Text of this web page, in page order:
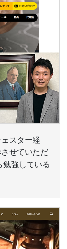
スター経
せていただ
勉強している